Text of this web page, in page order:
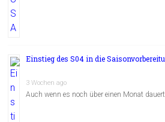
Einstieg des S04 in die
3 Wochen ago
Auch wenn es noch über einen Monat